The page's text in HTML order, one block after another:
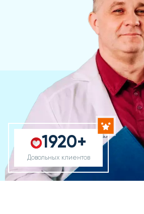
1920+
Довольных клиентов